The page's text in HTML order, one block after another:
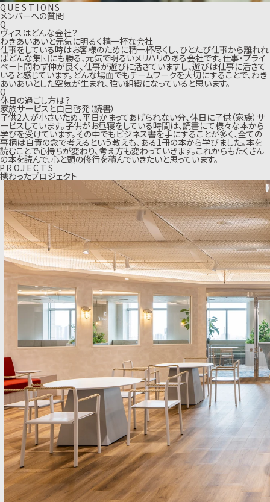
Q U E S T I O NS
メンバーへの質問
Q
ヴィスはどんな会社？
わきあいあいと元気に明るく精一杯な会社
仕事をしている時はお客様のために精一杯尽くし、ひとたび仕事から離れれ
ばどんな集団にも勝る、元気で明るいメリハリのある会社です。仕事・プライ
ベート問わず仲が良く、仕事が遊びに活きていますし、遊びは仕事に活きて
いると感じています。どんな場面でもチームワークを大切にすることで、わき
あいあいとした空気が生まれ、強い組織になっていると思います。
Q
休日の過ごし方は？
家族サービスと自己啓発（読書）
子供2人が小さいため、平日かまってあげられない分、休日に子供（家族）サ
ービスしています。子供がお昼寝をしている時間は、読書にて様々な本から
学びを受けています。その中でもビジネス書を手にすることが多く、全ての
事柄は自責の念で考えるという教えも、ある1冊の本から学びました。本を
読むことで心持ちが変わり、考え方も変わっていきます。これからもたくさん
の本を読んで、心と頭の修行を積んでいきたいと思っています。
P ROJEC T S
携わったプロジェクト